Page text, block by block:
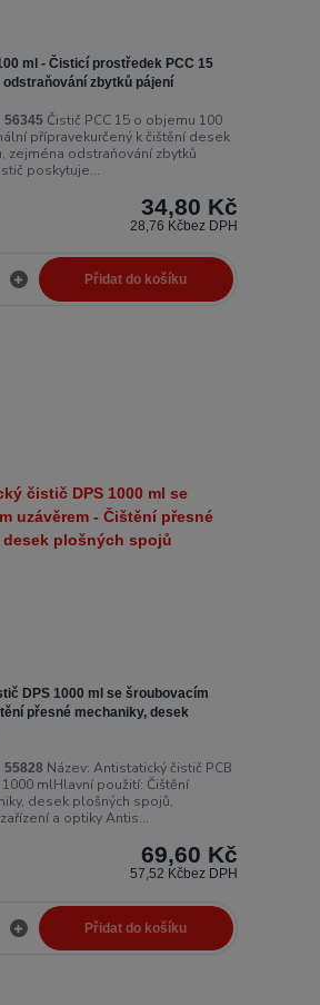
ml - Čisticí prostředek PCC 15
odstraňování zbytků pájení
56345 Čistič PCC 15 o objemu 100
přípravekurčený k čištění desek
zejména odstraňování zbytků
poskytuje...
34,80 Kč
28,76 Kčbez DPH
Přidat do košíku
DPS 1000 ml se šroubovacím
přesné mechaniky, desek
55828 Název: Antistatický čistič PCB
mlHlavní použití: Čištění
desek plošných spojů,
a optiky Antis...
69,60 Kč
57,52 Kčbez DPH
Přidat do košíku